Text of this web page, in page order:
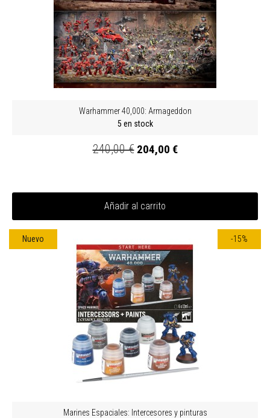
Warhammer 40,000: Armageddon
5 en stock
240,00 € 204,00 €
Añadir al carrito
-15%
Nuevo
Marines Espaciales: Intercesores y pinturas